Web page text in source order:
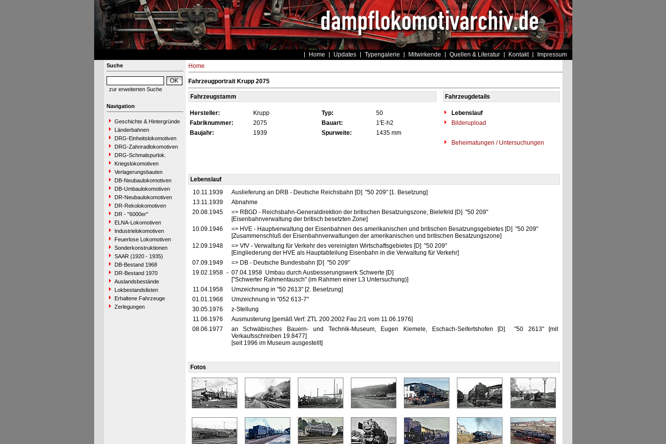
Home Updates Typengalerie Mitwirkende Quellen & Literatur Kontakt Impressum
Suche
zur erweiterten Suche
Navigation
Geschichte & Hintergründe
Länderbahnen
DRG-Einheitslokomotiven
DRG-Zahnradlokomotiven
DRG-Schmalspurlok.
Kriegslokomotiven
Verlagerungsbauten
DB-Neubaulokomotiven
DB-Umbaulokomotiven
DR-Neubaulokomotiven
DR-Rekolokomotiven
DR - "6000er"
ELNA-Lokomotiven
Industrielokomotiven
Feuerlose Lokomotiven
Sonderkonstruktionen
SAAR (1920 - 1935)
DB-Bestand 1968
DR-Bestand 1970
Auslandsbestände
Lokbestandslisten
Erhaltene Fahrzeuge
Zerlegungen
Home
Fahrzeugportrait Krupp 2075
Fahrzeugstamm Fahrzeugdetails
Hersteller: Krupp Typ: 50
Lebenslauf
Fabriknummer:
2075 Bauart: 1'E-h2
Bilderupload
Baujahr:
1939 Spurweite:
1435 mm
Beheimatungen / Untersuchungen
Lebenslauf
10.11.1939
Auslieferung an DRB - Deutsche Reichsbahn [D] "50 209" [1. Besetzung]
13.11.1939
Abnahme
20.08.1945
=> RBGD - Reichsbahn-Generaldirektion der britischen Besatzungszone, Bielefeld [D] "50 209"
[Eisenbahnverwaltung der britisch besetzten Zone]
10.09.1946
=> HVE - Hauptverwaltung der Eisenbahnen des amerikanischen und britischen Besatzungsgebietes [D] "50 209"
[Zusammenschluß der Eisenbahnverwaltungen der amerikanischen und britischen Besatzungszone]
12.09.1948
=> VfV - Verwaltung für Verkehr des vereinigten Wirtschaftsgebietes [D] "50 209"
[Eingliederung der HVE als Hauptabteilung Eisenbahn in die Verwaltung für Verkehr]
07.09.1949
=> DB - Deutsche Bundesbahn [D] "50 209"
19.02.1958 - 07.04.1958 Umbau durch Ausbesserungswerk Schwerte [D]
["Schwerter Rahmentausch" (im Rahmen einer L3 Untersuchung)]
11.04.1958
Umzeichnung in "50 2613" [2. Besetzung]
01.01.1968
Umzeichnung in "052 613-7"
30.05.1976
z-Stellung
11.06.1976
Ausmusterung [gemäß Verf. ZTL 200.2002 Fau 2/1 vom 11.06.1976]
08.06.1977
an Schwäbisches Bauern- und Technik-Museum, Eugen Kiemele, Eschach-Seifertshofen [D] "50 2613" [mit
Verkaufsschreiben 19.8477]
[seit 1996 im Museum ausgestellt]
Fotos